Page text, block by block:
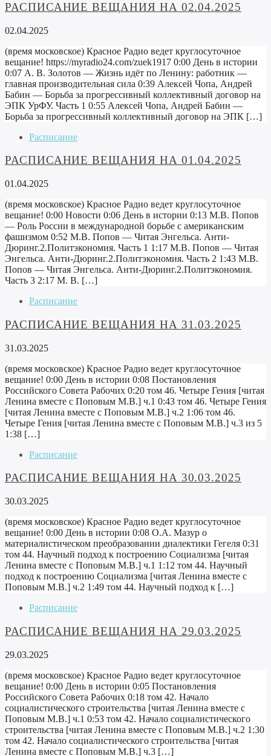
РАСПИСАНИЕ ВЕЩАНИЯ НА 02.04.2025
02.04.2025
(время московское) Красное Радио ведет круглосуточное
вещание! https://myradio24.com/zuek1917 0:00 День в истории
0:07 А. В. Золотов — Жизнь идёт по Ленину: работник —
главная производительная сила 0:39 Алексей Чопа, Андрей
Бабин — Борьба за прогрессивный коллективный договор на
ЭПК УрФУ. Часть 1 0:55 Алексей Чопа, Андрей Бабин —
Борьба за прогрессивный коллективный договор на ЭПК […]
Расписание
РАСПИСАНИЕ ВЕЩАНИЯ НА 01.04.2025
01.04.2025
(время московское) Красное Радио ведет круглосуточное
вещание! 0:00 Новости 0:06 День в истории 0:13 М.В. Попов
— Роль России в международной борьбе с американским
фашизмом 0:52 М.В. Попов — Читая Энгельса. Анти-
Дюринг.2.Политэкономия. Часть 1 1:17 М.В. Попов — Читая
Энгельса. Анти-Дюринг.2.Политэкономия. Часть 2 1:43 М.В.
Попов — Читая Энгельса. Анти-Дюринг.2.Политэкономия.
Часть 3 2:17 М. В. […]
Расписание
РАСПИСАНИЕ ВЕЩАНИЯ НА 31.03.2025
31.03.2025
(время московское) Красное Радио ведет круглосуточное
вещание! 0:00 День в истории 0:08 Постановления
Российского Совета Рабочих 0:20 том 46. Четыре Гения [читая
Ленина вместе с Поповым М.В.] ч.1 0:43 том 46. Четыре Гения
[читая Ленина вместе с Поповым М.В.] ч.2 1:06 том 46.
Четыре Гения [читая Ленина вместе с Поповым М.В.] ч.3 из 5
1:38 […]
Расписание
РАСПИСАНИЕ ВЕЩАНИЯ НА 30.03.2025
30.03.2025
(время московское) Красное Радио ведет круглосуточное
вещание! 0:00 День в истории 0:08 О.А. Мазур о
материалистическом преобразовании диалектики Гегеля 0:31
том 44. Научный подход к построению Социализма [читая
Ленина вместе с Поповым М.В.] ч.1 1:12 том 44. Научный
подход к построению Социализма [читая Ленина вместе с
Поповым М.В.] ч.2 1:49 том 44. Научный подход к […]
Расписание
РАСПИСАНИЕ ВЕЩАНИЯ НА 29.03.2025
29.03.2025
(время московское) Красное Радио ведет круглосуточное
вещание! 0:00 День в истории 0:05 Постановления
Российского Совета Рабочих 0:18 том 42. Начало
социалистического строительства [читая Ленина вместе с
Поповым М.В.] ч.1 0:53 том 42. Начало социалистического
строительства [читая Ленина вместе с Поповым М.В.] ч.2 1:30
том 42. Начало социалистического строительства [читая
Ленина вместе с Поповым М.В.] ч.3 […]